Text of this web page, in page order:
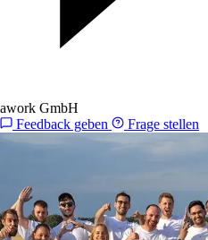
awork GmbH
Feedback geben
Frage stellen